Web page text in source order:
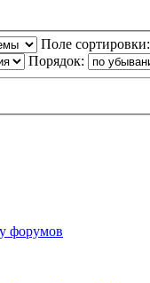
Поле сортировки:
Порядок:
форумов